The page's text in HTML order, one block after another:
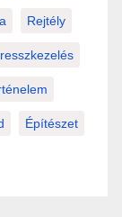
Rejtély
Építészet